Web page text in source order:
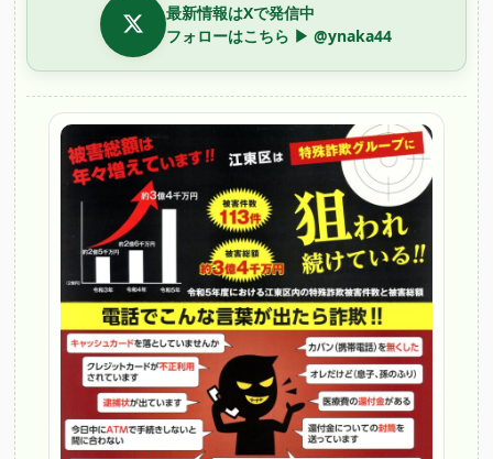
最新情報はXで発信中
フォローはこちら ▶ @ynaka44